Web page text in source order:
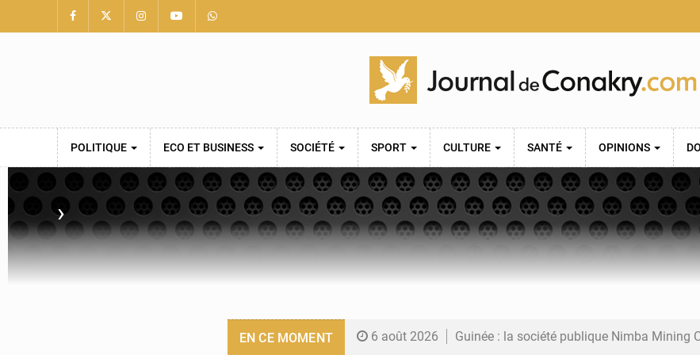
POLITIQUE ECO ET BUSINESS SOCIÉTÉ SPORT CULTURE SANTÉ OPINIONS
›
EN CE MOMENT 6 août 2026 Guinée : la société publique Nimba Mining Company signe sa